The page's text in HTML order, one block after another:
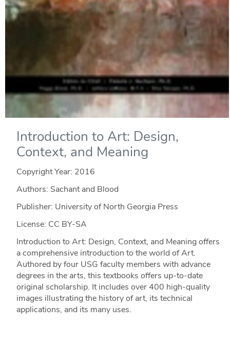
Introduction to Art: Design,
Context, and Meaning
Copyright Year: 2016
Authors: Sachant and Blood
Publisher: University of North Georgia Press
License: CC BY-SA
Introduction to Art: Design, Context, and Meaning offers
a comprehensive introduction to the world of Art.
Authored by four USG faculty members with advance
degrees in the arts, this textbooks offers up-to-date
original scholarship. It includes over 400 high-quality
images illustrating the history of art, its technical
applications, and its many uses.